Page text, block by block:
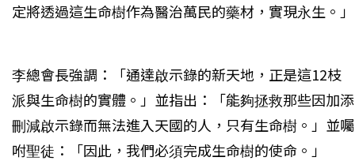
定將透過這生命樹作為醫治萬民的藥材，實現永生。」
李總會長強調：「通達啟示錄的新天地，正是這12枝
派與生命樹的實體。」並指出：「能夠拯救那些因加添
刪減啟示錄而無法進入天國的人，只有生命樹。」並囑
咐聖徒：「因此，我們必須完成生命樹的使命。」